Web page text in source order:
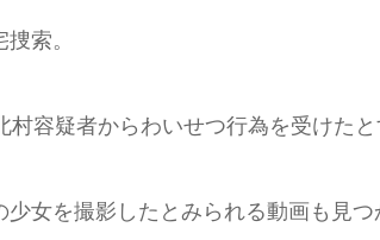
索。
容疑者からわいせつ行為を受けたと
女を撮影したとみられる動画も見